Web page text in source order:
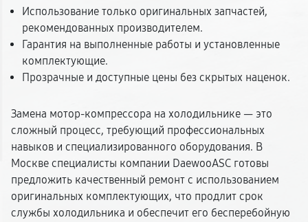
Использование только оригинальных запчастей,
рекомендованных производителем.
Гарантия на выполненные работы и установленные
комплектующие.
Прозрачные и доступные цены без скрытых наценок.
Замена мотор-компрессора на холодильнике — это
сложный процесс, требующий профессиональных
навыков и специализированного оборудования. В
Москве специалисты компании DaewooASC готовы
предложить качественный ремонт с использованием
оригинальных комплектующих, что продлит срок
службы холодильника и обеспечит его бесперебойную